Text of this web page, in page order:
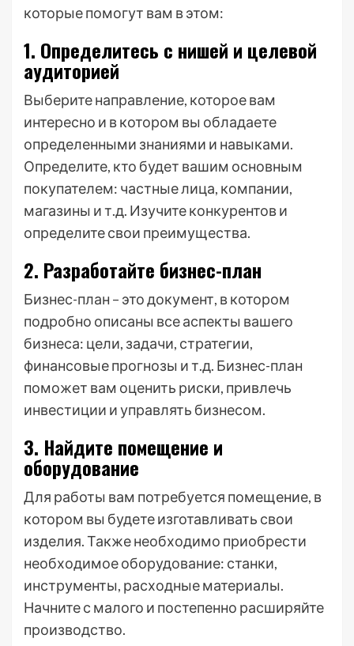
которые помогут вам в этом:
1. Определитесь с нишей и целевой
аудиторией
Выберите направление, которое вам
интересно и в котором вы обладаете
определенными знаниями и навыками.
Определите, кто будет вашим основным
покупателем: частные лица, компании,
магазины и т.д. Изучите конкурентов и
определите свои преимущества.
2. Разработайте бизнес-план
Бизнес-план – это документ, в котором
подробно описаны все аспекты вашего
бизнеса: цели, задачи, стратегии,
финансовые прогнозы и т.д. Бизнес-план
поможет вам оценить риски, привлечь
инвестиции и управлять бизнесом.
3. Найдите помещение и
оборудование
Для работы вам потребуется помещение, в
котором вы будете изготавливать свои
изделия. Также необходимо приобрести
необходимое оборудование: станки,
инструменты, расходные материалы.
Начните с малого и постепенно расширяйте
производство.